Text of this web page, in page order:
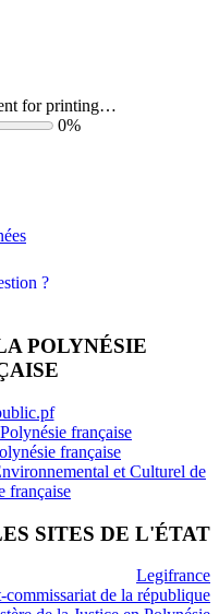
for printing…
0%
?
POLYNÉSIE
française
française
et Culturel de
française
SITES DE L'ÉTAT
Legifrance
commissariat de la république